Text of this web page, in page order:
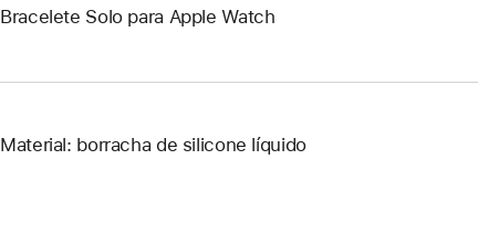
Bracelete Solo para Apple Watch
Material: borracha de silicone líquido